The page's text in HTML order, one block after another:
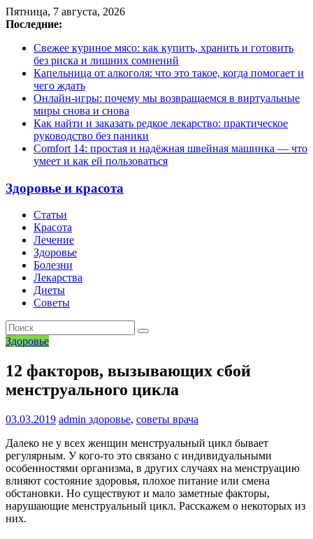
Пятница, 7 августа, 2026
Последние:
Свежее куриное мясо: как купить, хранить и готовить
без риска и лишних сомнений
Капельница от алкоголя: что это такое, когда помогает и
чего ждать
Онлайн-игры: почему мы возвращаемся в виртуальные
миры снова и снова
Как найти и заказать редкое лекарство: практическое
руководство без паники
Comfort 14: простая и надёжная швейная машинка — что
умеет и как ей пользоваться
Здоровье и красота
Статьи
Красота
Лечение
Здоровье
Болезни
Лекарства
Диеты
Советы
Здоровье
12 факторов, вызывающих сбой
менструального цикла
03.03.2019 admin здоровье, советы врача
Далеко не у всех женщин менструальный цикл бывает
регулярным. У кого-то это связано с индивидуальными
особенностями организма, в других случаях на менструацию
влияют состояние здоровья, плохое питание или смена
обстановки. Но существуют и мало заметные факторы,
нарушающие менструальный цикл. Расскажем о некоторых из
них.